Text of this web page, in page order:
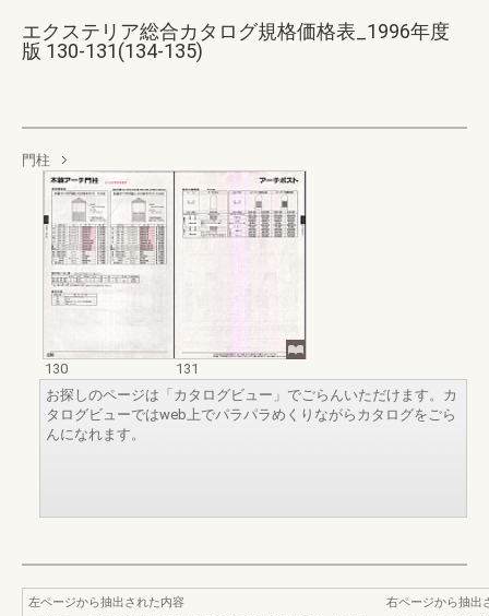
エクステリア総合カタログ規格価格表_1996年度
版 130-131(134-135)
門柱
130
131
お探しのページは「カタログビュー」でごらんいただけます。カ
タログビューではweb上でパラパラめくりながらカタログをごら
んになれます。
左ページから抽出された内容
右ページから抽出